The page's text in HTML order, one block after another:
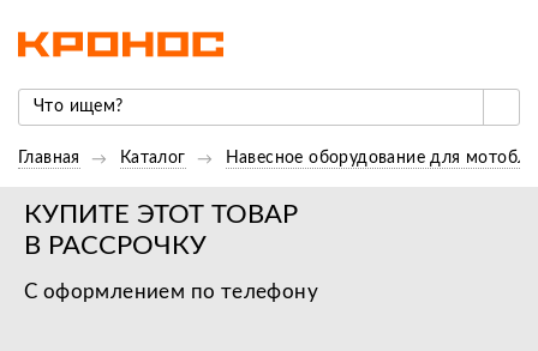
Главная Каталог Навесное оборудование для
КУПИТЕ ЭТОТ ТОВАР
В РАССРОЧКУ
С оформлением по телефону